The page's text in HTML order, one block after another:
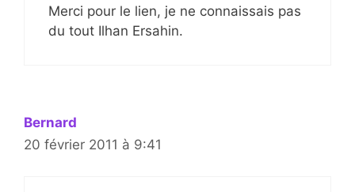
Merci pour le lien, je ne connaissais pas
du tout Ilhan Ersahin.
Bernard
20 février 2011 à 9:41